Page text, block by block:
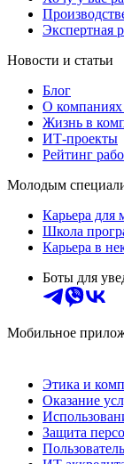
Экспертная
Новости и статьи
Блог
О
Жизнь в
ИТ-проекты
Рейтинг
Молодым
Карьера для
Школа
Карьера в
Боты для
Мобильное
Этика и
Оказание
Защита